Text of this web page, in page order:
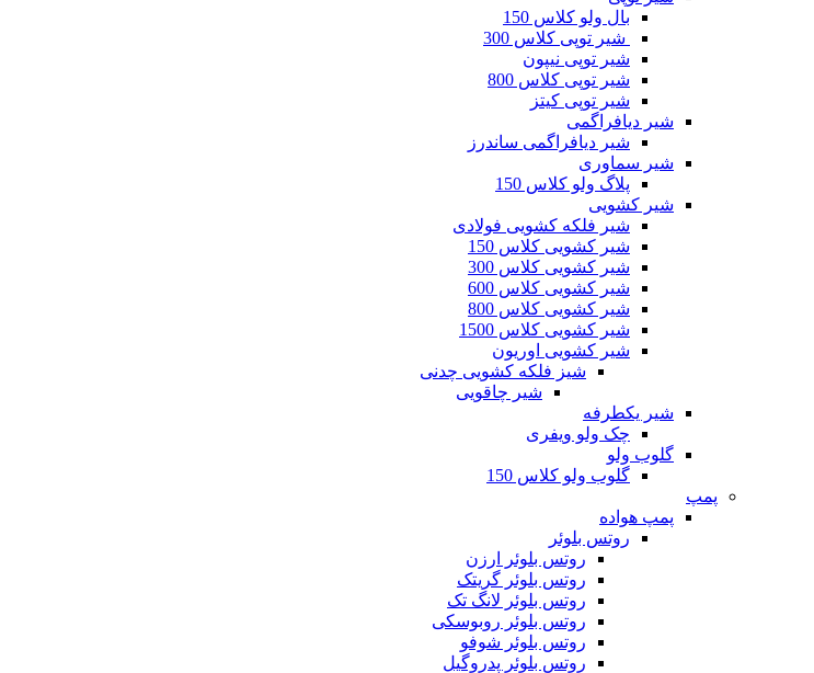
بال ولو کلاس 150
شیر توپی کلاس 300
شیر توپی نیپون
شیر توپی کلاس 800
شیر توپی کیتز
شیر دیافراگمی
شیر دیافراگمی ساندرز
شیر سماوری
پلاگ ولو کلاس 150
شیر کشویی
شیر فلکه کشویی فولادی
شیر کشویی کلاس 150
شیر کشویی کلاس 300
شیر کشویی کلاس 600
شیر کشویی کلاس 800
شیر کشویی کلاس 1500
شیر کشویی اوریون
شیز فلکه کشویی چدنی
شیر چاقویی
شیر یکطرفه
چک ولو ویفری
گلوب ولو
گلوب ولو کلاس 150
پمپ
پمپ هواده
روتس بلوئر
روتس بلوئر ارزن
روتس بلوئر گریتک
روتس بلوئر لانگ تک
روتس بلوئر روبوسکی
روتس بلوئر شوفو
روتس بلوئر پدروگیل